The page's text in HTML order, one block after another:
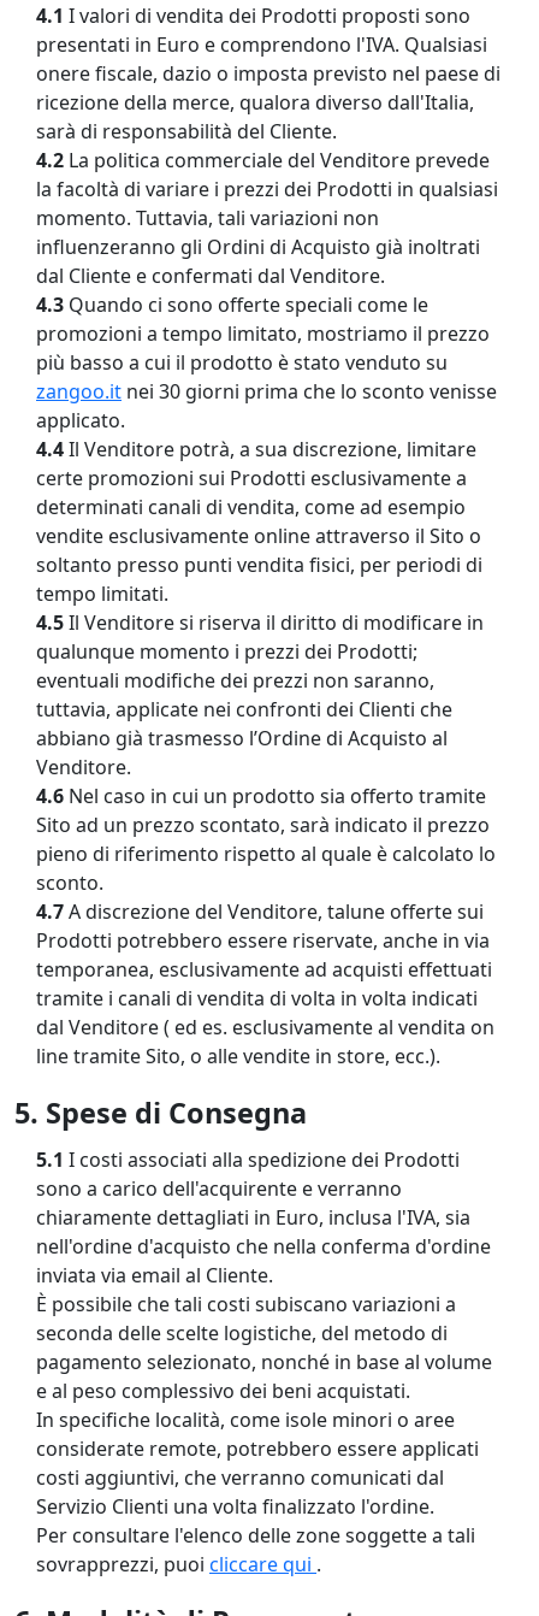
4.1 I valori di vendita dei Prodotti proposti sono
presentati in Euro e comprendono l'IVA. Qualsiasi
onere fiscale, dazio o imposta previsto nel paese di
ricezione della merce, qualora diverso dall'Italia,
sarà di responsabilità del Cliente.
4.2 La politica commerciale del Venditore prevede
la facoltà di variare i prezzi dei Prodotti in qualsiasi
momento. Tuttavia, tali variazioni non
influenzeranno gli Ordini di Acquisto già inoltrati
dal Cliente e confermati dal Venditore.
4.3 Quando ci sono offerte speciali come le
promozioni a tempo limitato, mostriamo il prezzo
più basso a cui il prodotto è stato venduto su
zangoo.it nei 30 giorni prima che lo sconto venisse
applicato.
4.4Il Venditore potrà, a sua discrezione, limitare
certe promozioni sui Prodotti esclusivamente a
determinati canali di vendita, come ad esempio
vendite esclusivamente online attraverso il Sito o
soltanto presso punti vendita fisici, per periodi di
tempo limitati.
4.5Il Venditore si riserva il diritto di modificare in
qualunque momento i prezzi dei Prodotti;
eventuali modifiche dei prezzi non saranno,
tuttavia, applicate nei confronti dei Clienti che
abbiano già trasmesso l’Ordine di Acquisto al
Venditore.
4.6 Nel caso in cui un prodotto sia offerto tramite
Sito ad un prezzo scontato, sarà indicato il prezzo
pieno di riferimento rispetto al quale è calcolato lo
sconto.
4.7A discrezione del Venditore, talune offerte sui
Prodotti potrebbero essere riservate, anche in via
temporanea, esclusivamente ad acquisti effettuati
tramite i canali di vendita di volta in volta indicati
dal Venditore ( ed es. esclusivamente al vendita on
line tramite Sito, o alle vendite in store, ecc.).
5. Spese di Consegna
5.1 I costi associati alla spedizione dei Prodotti
sono a carico dell'acquirente e verranno
chiaramente dettagliati in Euro, inclusa l'IVA, sia
nell'ordine d'acquisto che nella conferma d'ordine
inviata via email al Cliente.
È possibile che tali costi subiscano variazioni a
seconda delle scelte logistiche, del metodo di
pagamento selezionato, nonché in base al volume
e al peso complessivo dei beni acquistati.
In specifiche località, come isole minori o aree
considerate remote, potrebbero essere applicati
costi aggiuntivi, che verranno comunicati dal
Servizio Clienti una volta finalizzato l'ordine.
Per consultare l'elenco delle zone soggette a tali
sovrapprezzi, puoi cliccare qui .